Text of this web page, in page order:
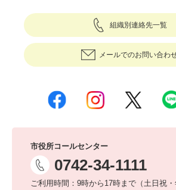
組織別連絡先一覧
メールでのお問い合わ
市役所コールセンター
0742-34-1111
ご利用時間：9時から17時まで（土日祝・